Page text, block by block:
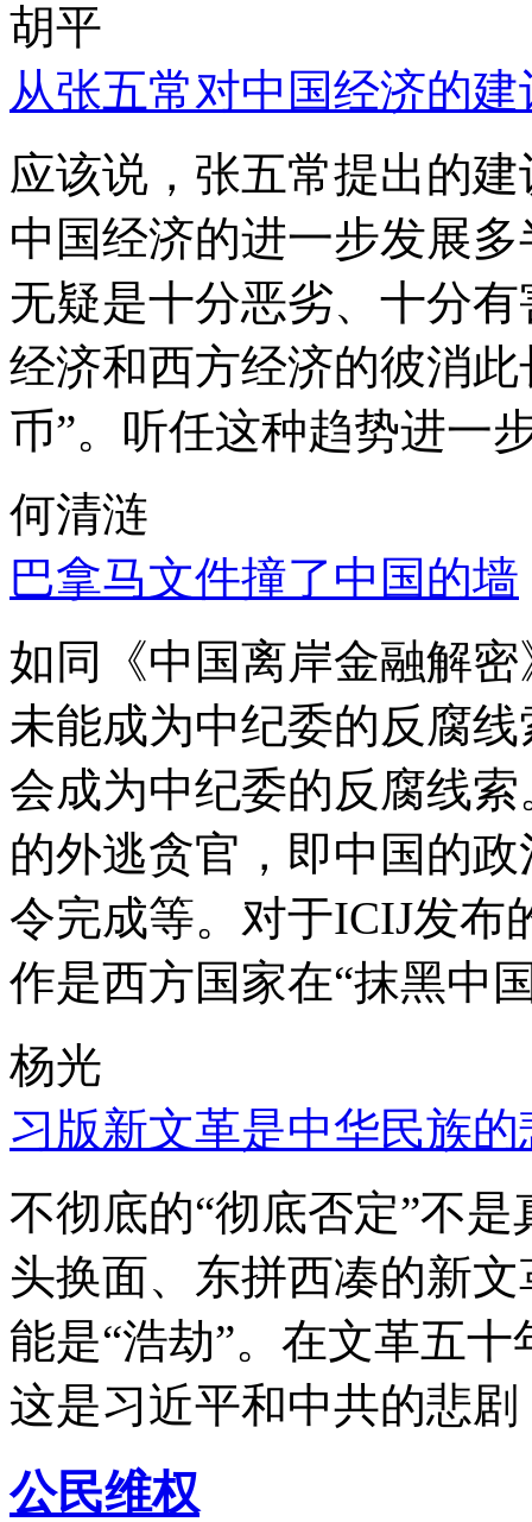
胡平
从张五常对中国经济的
应该说，张五常提出的
中国经济的进一步发展
无疑是十分恶劣、十分
经济和西方经济的彼消
币”。听任这种趋势进一
何清涟
巴拿马文件撞了中国的墙
如同《中国离岸金融解
未能成为中纪委的反腐
会成为中纪委的反腐线
的外逃贪官，即中国的
令完成等。对于ICIJ发布
作是西方国家在“抹黑中
杨光
习版新文革是中华民族的
不彻底的“彻底否定”不
头换面、东拼西凑的新
能是“浩劫”。在文革五
这是习近平和中共的悲
公民维权